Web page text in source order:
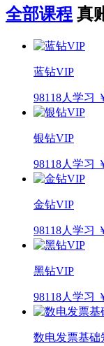
全部课程 真
蓝钻VIP
98118人学习
银钻VIP
98118人学习
金钻VIP
98118人学习
黑钻VIP
98118人学习
数电发票基础